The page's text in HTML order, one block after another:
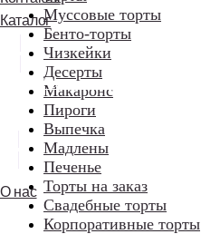
Каталог
⠀⠀Написать в WhatsApp
О нас
Муссовые торты
Бенто-торты
Чизкейки
Десерты
Макаронс
Пироги
Выпечка
Мадлены
Печенье
Торты на заказ
Свадебные торты
Корпоративные торты